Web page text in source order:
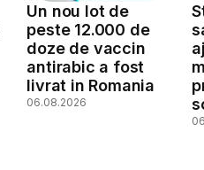
Un nou lot de
peste 12.000 de
doze de vaccin
antirabic a fost
livrat in Romania
06.08.2026